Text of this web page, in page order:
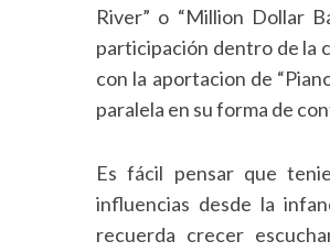
River” o “Million Dollar
participación dentro de la
con la aportacion de
paralela en su forma de
Es fácil pensar que
influencias desde la
recuerda crecer